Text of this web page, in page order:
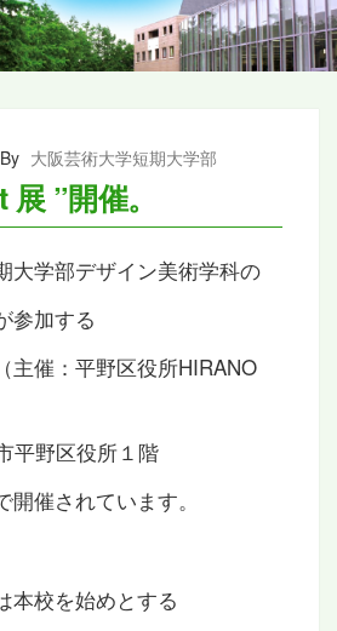
By 大阪芸術大学短期大学部
”開催。
大学部デザイン美術学科の
参加する
主催：平野区役所HIRANO
平野区役所１階
催されています。
本校を始めとする